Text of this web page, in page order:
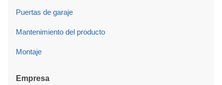
Puertas de garaje
Mantenimiento del producto
Montaje
Empresa